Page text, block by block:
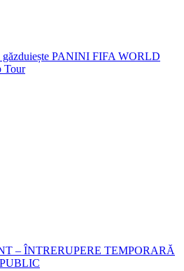
găzduiește PANINI FIFA WORLD
Tour
– ÎNTRERUPERE TEMPORARĂ